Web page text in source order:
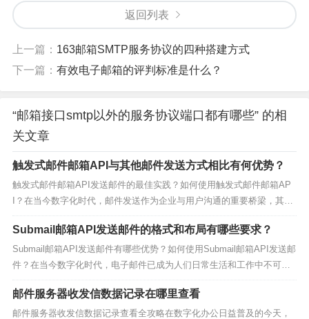
以将邮件传输过程中的数据流量加密，并通过SSH端口22
在企业环境中，邮箱接口可能会使用一些特殊的端口或协
议来满足特定的需求。例如，一些企业可能会使用自定义
的端口或协议来进行邮件的传输和接收，以确保内部通信
的安全性。此外，一些大型企业或组织还可能使用专用的
邮件中继服务器，通过特定的端口来转发邮件。
四、如何选择合适的邮箱接口
在选择合适的邮箱接口时，需要考虑多个因素，包括安全
性、性能、兼容性以及使用场景等。对于个人用户而言，
通常使用SMTP、IMAP和POP3等常见协议即可满足日常需
返回列表
上一篇： 163邮箱SMTP服务协议的四种搭建方式
下一篇： 有效电子邮箱的评判标准是什么？
“邮箱接口smtp以外的服务协议端口都有哪些” 的相
关文章
触发式邮件邮箱API与其他邮件发送方式相比有何优势？
触发式邮件邮箱API发送邮件的最佳实践？如何使用触发式邮件邮箱AP
I？在当今数字化时代，邮件发送作为企业与用户沟通的重要桥梁，其方
式日益多样化。其中，触发式邮件邮箱API因其高效、精准的特性受到了
广泛关注。本文将深入探讨触发式邮件邮箱API相较于其他邮件发送方式
的优势，并分享其最佳实践以及使用方法。...
Submail邮箱API发送邮件的格式和布局有哪些要求？
Submail邮箱API发送邮件有哪些优势？如何使用Submail邮箱API发送邮
件？在当今数字化时代，电子邮件已成为人们日常生活和工作中不可或
缺的一部分。对于企业和开发者而言，使用API（应用程序接口）来发送
邮件已成为一种高效、自动化的解决方案。Submail邮箱API作为其中的
佼佼者，以其高效、...
邮件服务器收发信数据记录在哪里查看
邮件服务器收发信数据记录查看全攻略在数字化办公日益普及的今天，